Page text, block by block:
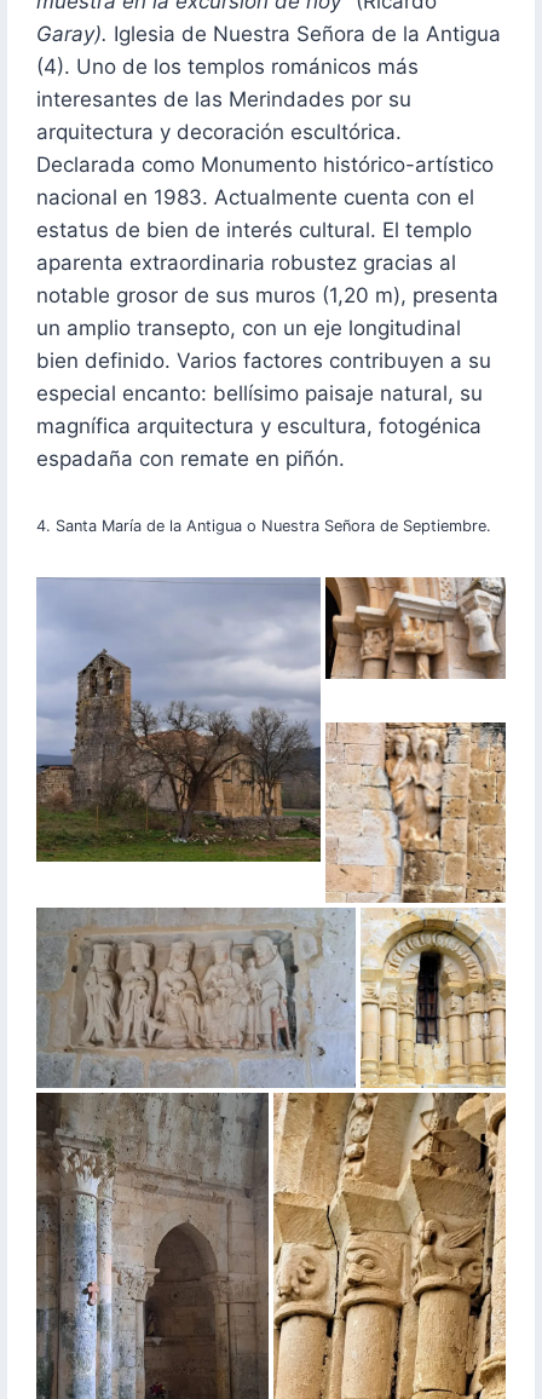
Garay). Iglesia de Nuestra Señora de la Antigua
(4). Uno de los templos románicos más
interesantes de las Merindades por su
arquitectura y decoración escultórica.
Declarada como Monumento histórico-artístico
nacional en 1983. Actualmente cuenta con el
estatus de bien de interés cultural. El templo
aparenta extraordinaria robustez gracias al
notable grosor de sus muros (1,20 m), presenta
un amplio transepto, con un eje longitudinal
bien definido. Varios factores contribuyen a su
especial encanto: bellísimo paisaje natural, su
magnífica arquitectura y escultura, fotogénica
espadaña con remate en piñón.
4. Santa María de la Antigua o Nuestra Señora de Septiembre.